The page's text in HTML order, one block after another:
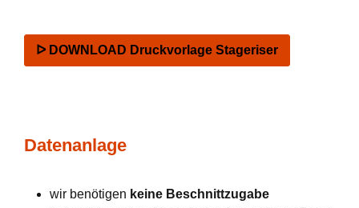
ᐅ DOWNLOAD Druckvorlage Stageriser
Datenanlage
wir benötigen keine Beschnittzugabe